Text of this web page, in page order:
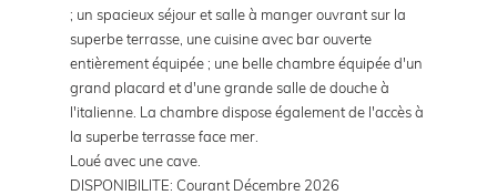
; un spacieux séjour et salle à manger ouvrant sur la
superbe terrasse, une cuisine avec bar ouverte
entièrement équipée ; une belle chambre équipée d'un
grand placard et d'une grande salle de douche à
l'italienne. La chambre dispose également de l'accès à
la superbe terrasse face mer.
Loué avec une cave.
DISPONIBILITE: Courant Décembre 2026